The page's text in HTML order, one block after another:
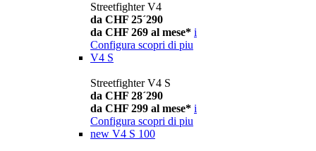
Streetfighter V4
da CHF 25´290
da CHF 269 al mese* i
Configura scopri di piu
V4 S
Streetfighter V4 S
da CHF 28´290
da CHF 299 al mese* i
Configura scopri di piu
new V4 S 100